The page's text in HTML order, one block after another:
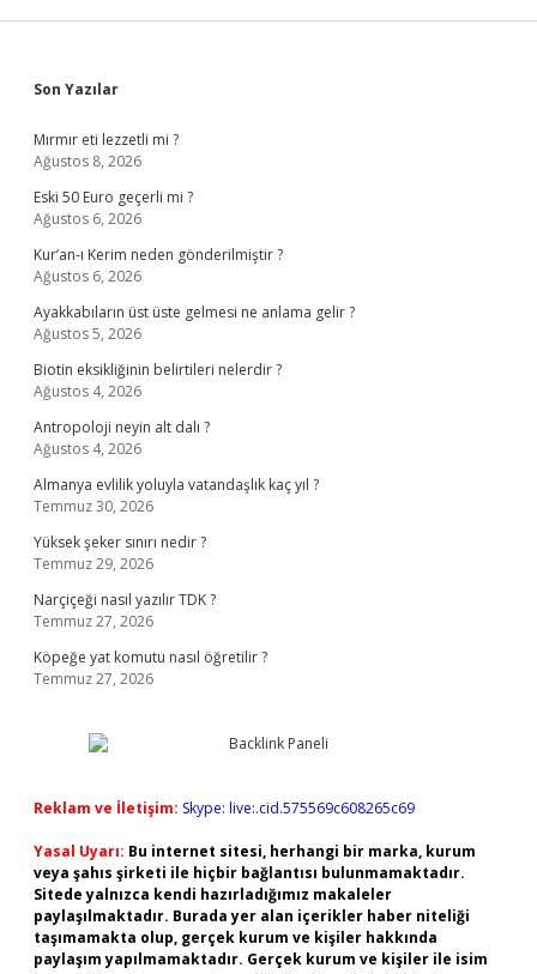
Sidebar
Son Yazılar
Mırmır eti lezzetli mi ?
Ağustos 8, 2026
Eski 50 Euro geçerli mi ?
Ağustos 6, 2026
Kur’an-ı Kerim neden gönderilmiştir ?
Ağustos 6, 2026
Ayakkabıların üst üste gelmesi ne anlama gelir ?
Ağustos 5, 2026
Biotin eksikliğinin belirtileri nelerdir ?
Ağustos 4, 2026
Antropoloji neyin alt dalı ?
Ağustos 4, 2026
Almanya evlilik yoluyla vatandaşlık kaç yıl ?
Temmuz 30, 2026
Yüksek şeker sınırı nedir ?
Temmuz 29, 2026
Narçiçeği nasıl yazılır TDK ?
Temmuz 27, 2026
Köpeğe yat komutu nasıl öğretilir ?
Temmuz 27, 2026
Reklam ve İletişim: Skype: live:.cid.575569c608265c69
Yasal Uyarı: Bu internet sitesi, herhangi bir marka, kurum
veya şahıs şirketi ile hiçbir bağlantısı bulunmamaktadır.
Sitede yalnızca kendi hazırladığımız makaleler
paylaşılmaktadır. Burada yer alan içerikler haber niteliği
taşımamakta olup, gerçek kurum ve kişiler hakkında
paylaşım yapılmamaktadır. Gerçek kurum ve kişiler ile isim